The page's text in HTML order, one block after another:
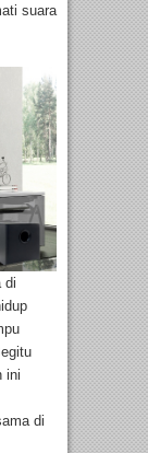
suara
di
ini
di